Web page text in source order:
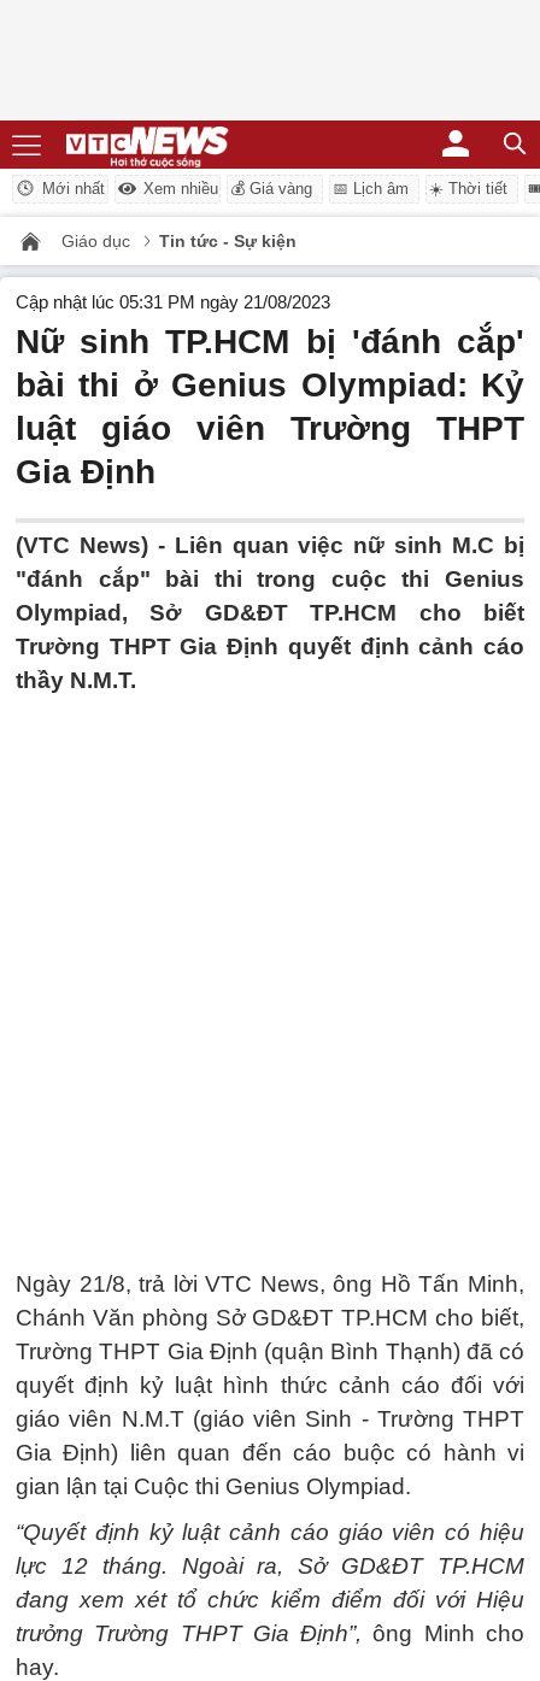
Mới nhất Xem nhiều 💰 Giá vàng 📅 Lịch âm ☀️ Thời tiết
Giáo dục Tin tức - Sự kiện
Cập nhật lúc 05:31 PM ngày 21/08/2023
Nữ sinh TP.HCM bị 'đánh cắp'
bài thi ở Genius Olympiad: Kỷ
luật giáo viên Trường THPT
Gia Định
(VTC News) - Liên quan việc nữ sinh M.C bị
"đánh cắp" bài thi trong cuộc thi Genius
Olympiad, Sở GD&ĐT TP.HCM cho biết
Trường THPT Gia Định quyết định cảnh cáo
thầy N.M.T.
Ngày 21/8, trả lời VTC News, ông Hồ Tấn Minh,
Chánh Văn phòng Sở GD&ĐT TP.HCM cho biết,
Trường THPT Gia Định (quận Bình Thạnh) đã có
quyết định kỷ luật hình thức cảnh cáo đối với
giáo viên N.M.T (giáo viên Sinh - Trường THPT
Gia Định) liên quan đến cáo buộc có hành vi
gian lận tại Cuộc thi Genius Olympiad.
“Quyết định kỷ luật cảnh cáo giáo viên có hiệu
lực 12 tháng. Ngoài ra, Sở GD&ĐT TP.HCM
đang xem xét tổ chức kiểm điểm đối với Hiệu
trưởng Trường THPT Gia Định”, ông Minh cho
hay.